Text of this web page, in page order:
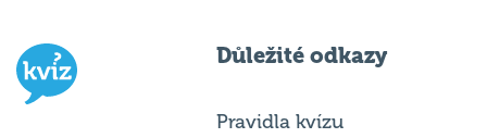
Důležité odkazy
Pravidla kvízu